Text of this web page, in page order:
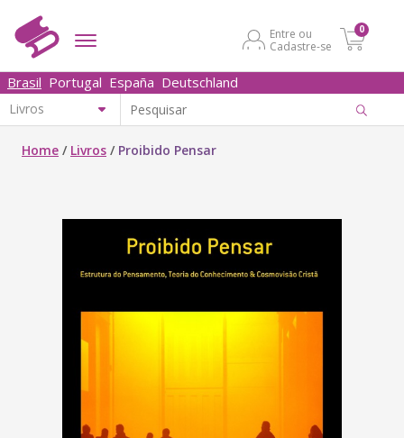
Entre ou
Cadastre-se
0
Brasil Portugal España Deutschland
Home / Livros / Proibido Pensar